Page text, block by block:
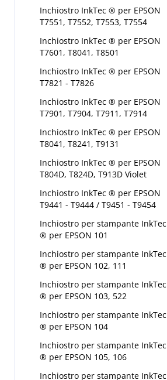
Inchiostro InkTec ® per EPSON
T7551, T7552, T7553, T7554
Inchiostro InkTec ® per EPSON
T7601, T8041, T8501
Inchiostro InkTec ® per EPSON
T7821 - T7826
Inchiostro InkTec ® per EPSON
T7901, T7904, T7911, T7914
Inchiostro InkTec ® per EPSON
T8041, T8241, T9131
Inchiostro InkTec ® per EPSON
T804D, T824D, T913D Violet
Inchiostro InkTec ® per EPSON
T9441 - T9444 / T9451 - T9454
Inchiostro per stampante InkTec
® per EPSON 101
Inchiostro per stampante InkTec
® per EPSON 102, 111
Inchiostro per stampante InkTec
® per EPSON 103, 522
Inchiostro per stampante InkTec
® per EPSON 104
Inchiostro per stampante InkTec
® per EPSON 105, 106
Inchiostro per stampante InkTec